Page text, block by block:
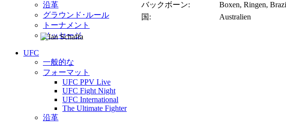
沿革
グラウンド･ルール
トーナメント
メッセージ
UFC
一般的な
フォーマット
UFC PPV Live
UFC Fight Night
UFC International
The Ultimate Fighter
沿革
バックボーン:
Boxen, Ringen,
国:
Australien